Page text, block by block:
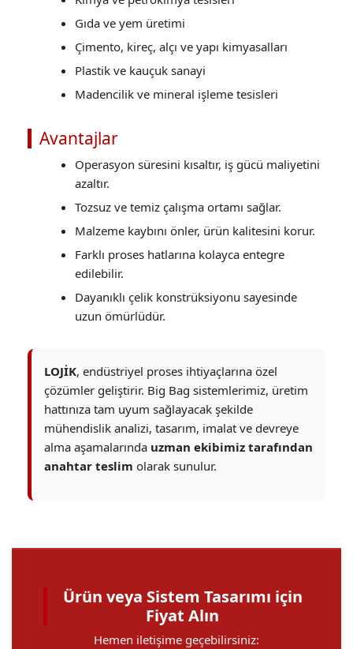
Gıda ve yem üretimi
Çimento, kireç, alçı ve yapı kimyasalları
Plastik ve kauçuk sanayi
Madencilik ve mineral işleme tesisleri
Avantajlar
Operasyon süresini kısaltır, iş gücü maliyetini
azaltır.
Tozsuz ve temiz çalışma ortamı sağlar.
Malzeme kaybını önler, ürün kalitesini korur.
Farklı proses hatlarına kolayca entegre
edilebilir.
Dayanıklı çelik konstrüksiyonu sayesinde
uzun ömürlüdür.
LOJİK, endüstriyel proses ihtiyaçlarına özel
çözümler geliştirir. Big Bag sistemlerimiz, üretim
hattınıza tam uyum sağlayacak şekilde
mühendislik analizi, tasarım, imalat ve devreye
alma aşamalarında uzman ekibimiz tarafından
anahtar teslim olarak sunulur.
Ürün veya Sistem Tasarımı için
Fiyat Alın
Hemen iletişime geçebilirsiniz: